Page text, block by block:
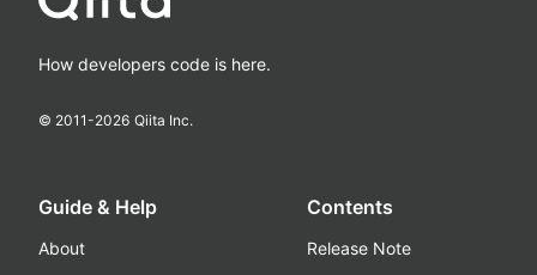
How developers code is here.
© 2011-2026 Qiita Inc.
Guide & Help
About
Contents
Release Note